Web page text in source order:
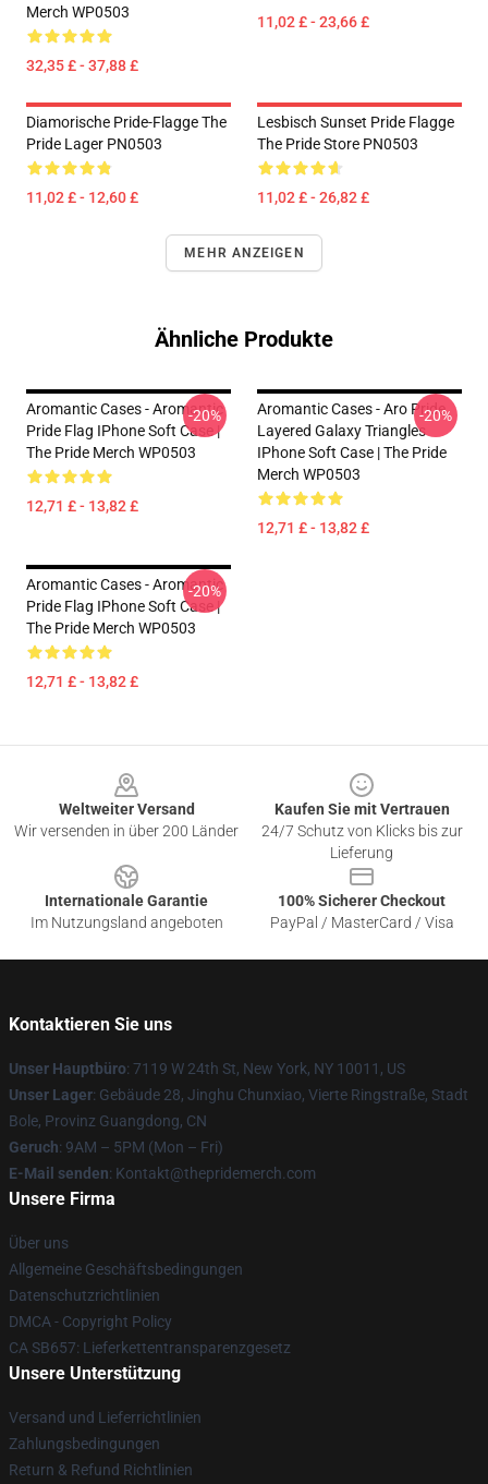
Merch WP0503
32,35 £ - 37,88 £
11,02 £ - 23,66 £
Diamorische Pride-Flagge The
Pride Lager PN0503
11,02 £ - 12,60 £
Lesbisch Sunset Pride Flagge
The Pride Store PN0503
11,02 £ - 26,82 £
MEHR ANZEIGEN
Ähnliche Produkte
Aromantic Cases - Aromantic
Pride Flag IPhone Soft Case |
The Pride Merch WP0503
12,71 £ - 13,82 £
-20%
Aromantic Cases - Aro Pride
Layered Galaxy Triangles
IPhone Soft Case | The Pride
Merch WP0503
12,71 £ - 13,82 £
-20%
Aromantic Cases - Aromantic
Pride Flag IPhone Soft Case |
The Pride Merch WP0503
12,71 £ - 13,82 £
-20%
Weltweiter Versand
Wir versenden in über 200 Länder
Kaufen Sie mit Vertrauen
24/7 Schutz von Klicks bis zur
Lieferung
Internationale Garantie
Im Nutzungsland angeboten
100% Sicherer Checkout
PayPal / MasterCard / Visa
Kontaktieren Sie uns
Unser Hauptbüro: 7119 W 24th St, New York, NY 10011, US
Unser Lager: Gebäude 28, Jinghu Chunxiao, Vierte Ringstraße, Stadt
Bole, Provinz Guangdong, CN
Geruch: 9AM – 5PM (Mon – Fri)
E-Mail senden: Kontakt@thepridemerch.com
Unsere Firma
Über uns
Allgemeine Geschäftsbedingungen
Datenschutzrichtlinien
DMCA - Copyright Policy
CA SB657: Lieferkettentransparenzgesetz
Unsere Unterstützung
Versand und Lieferrichtlinien
Zahlungsbedingungen
Return & Refund Richtlinien